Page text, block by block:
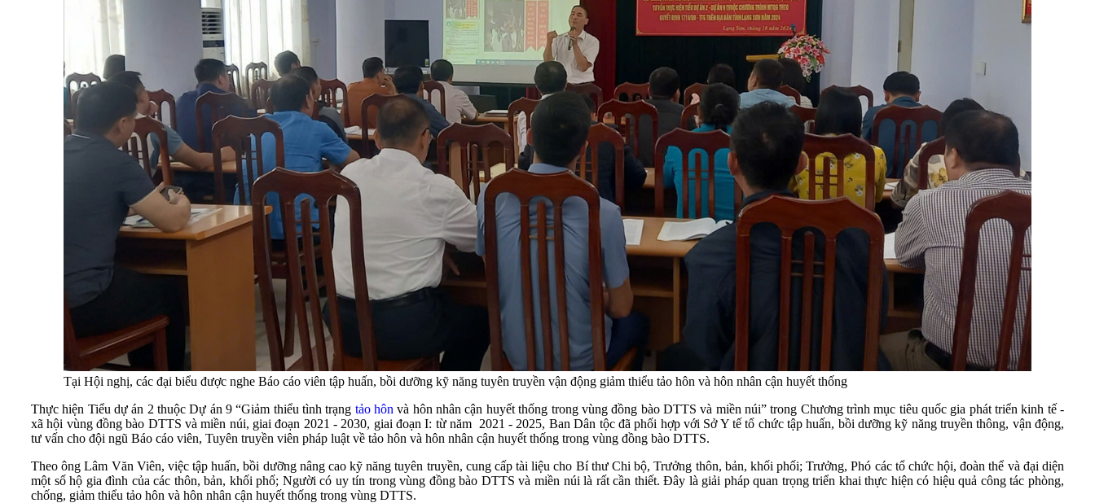
Tại Hội nghị, các đại biểu được nghe Báo cáo viên tập huấn, bồi dưỡng kỹ năng tuyên truyền vận động giảm thiểu tảo hôn và hôn nhân cận huyết thống
Thực hiện Tiểu dự án 2 thuộc Dự án 9 “Giảm thiểu tình trạng tảo hôn và hôn nhân cận huyết thống trong vùng đồng bào DTTS và miền núi” trong Chương trình mục tiêu quốc gia phát triển kinh tế -
xã hội vùng đồng bào DTTS và miền núi, giai đoạn 2021 - 2030, giai đoạn I: từ năm 2021 - 2025, Ban Dân tộc đã phối hợp với Sở Y tế tổ chức tập huấn, bồi dưỡng kỹ năng truyền thông, vận động,
tư vấn cho đội ngũ Báo cáo viên, Tuyên truyền viên pháp luật về tảo hôn và hôn nhân cận huyết thống trong vùng đồng bào DTTS.
Theo ông Lâm Văn Viên, việc tập huấn, bồi dưỡng nâng cao kỹ năng tuyên truyền, cung cấp tài liệu cho Bí thư Chi bộ, Trưởng thôn, bản, khối phối; Trưởng, Phó các tổ chức hội, đoàn thể và đại diện
một số hộ gia đình của các thôn, bản, khối phố; Người có uy tín trong vùng đồng bào DTTS và miền núi là rất cần thiết. Đây là giải pháp quan trọng triển khai thực hiện có hiệu quả công tác phòng,
chống, giảm thiểu tảo hôn và hôn nhân cận huyết thống trong vùng DTTS.